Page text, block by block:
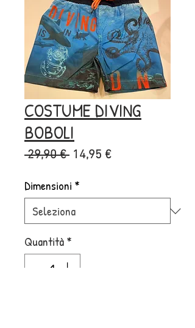
COSTUME DIVING
BOBOLI
29,90 € Prezzo
14,95 €Prezzo
Dimensioni *
Quantità*